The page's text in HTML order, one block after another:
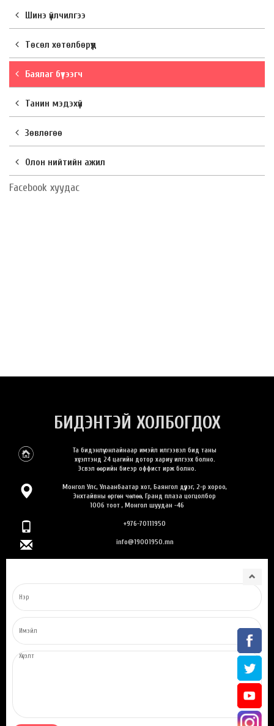
Шинэ үйлчилгээ
Төсөл хөтөлбөрүүд
Баялаг бүтээгч
Танин мэдэхүй
Зөвлөгөө
Олон нийтийн ажил
Facebook хуудас
БИДЭНТЭЙ ХОЛБОГДОХ
Та бидэнлүү онлайнаар имэйл илгээвэл бид таны
хүсэлтэнд 24 цагийн дотор хариу илгээх болно.
Эсвэл өөрийн биеэр оффист ирж болно.
Монгол Улс, Улаанбаатар хот, Баянгол дүүрэг, 2-р хороо,
Энхтайвны өргөн чөлөө, Гранд плаза цогцолбор
1006 тоот , Монгол шуудан -46
+976-70111950
info@19001950.mn